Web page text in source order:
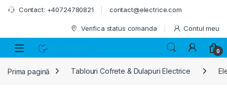
Skip to navigation
Skip to content
Contact: +40724780821 contact@electrice.com
Verifica status comanda Contul meu
0
Prima pagină Tablouri Cofrete & Dulapuri Electrice